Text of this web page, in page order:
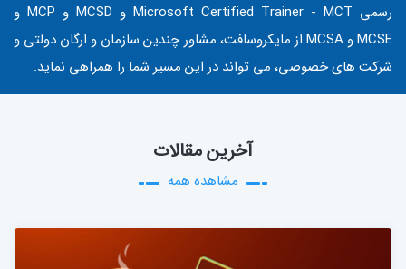
رسمی Microsoft Certified Trainer - MCT و MCSD و MCP و
MCSE و MCSA از مایکروسافت، مشاور چندین سازمان و ارگان دولتی و
شرکت های خصوصی، می تواند در این مسیر شما را همراهی نماید.
آخرین مقالات
مشاهده همه